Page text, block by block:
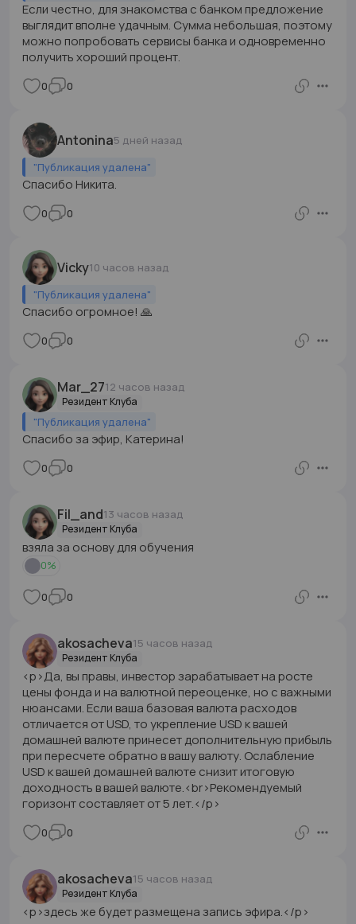
Если честно, для знакомства с банком предложение
выглядит вполне удачным. Сумма небольшая, поэтому
можно попробовать сервисы банка и одновременно
получить хороший процент.
0 0
Antonina5 дней назад
"Публикация удалена"
Спасибо Никита.
0 0
Vicky10 часов назад
"Публикация удалена"
Спасибо огромное! 🙏
0 0
Mar_2712 часов назад
Резидент Клуба
"Публикация удалена"
Спасибо за эфир, Катерина!
0 0
Fil_and13 часов назад
Резидент Клуба
взяла за основу для обучения
0%
0 0
akosacheva15 часов назад
Резидент Клуба
<p>Да, вы правы, инвестор зарабатывает на росте
цены фонда и на валютной переоценке, но с важными
нюансами. Если ваша базовая валюта расходов
отличается от USD, то укрепление USD к вашей
домашней валюте принесет дополнительную прибыль
при пересчете обратно в вашу валюту. Ослабление
USD к вашей домашней валюте снизит итоговую
доходность в вашей валюте.<br>Рекомендуемый
горизонт составляет от 5 лет.</p>
0 0
akosacheva15 часов назад
Резидент Клуба
<p>здесь же будет размещена запись эфира.</p>